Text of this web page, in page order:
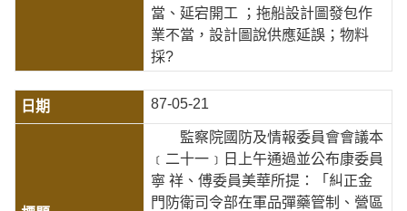
當、延宕開工 ；拖船設計圖發包作
業不當，設計圖說供應延誤；物料
採?
87-05-21
監察院國防及情報委員會會議本
﹝二十一﹞日上午通過並公布康委員
寧 祥、傅委員美華所提：「糾正金
門防衛司令部在軍品彈藥管制、營區